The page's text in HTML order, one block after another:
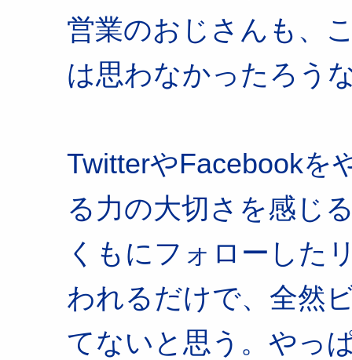
営業のおじさんも、
は思わなかったろう
TwitterやFacebookを
る力の大切さを感じ
くもにフォローした
われるだけで、全然
てないと思う。やっ